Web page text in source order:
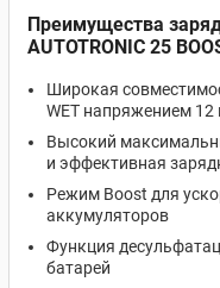
Преимущества
AUTOTRONIC 25
Широкая
WET напряжением 12
Высокий
и эффективная
Режим Boost для
аккумуляторов
Функция
батарей